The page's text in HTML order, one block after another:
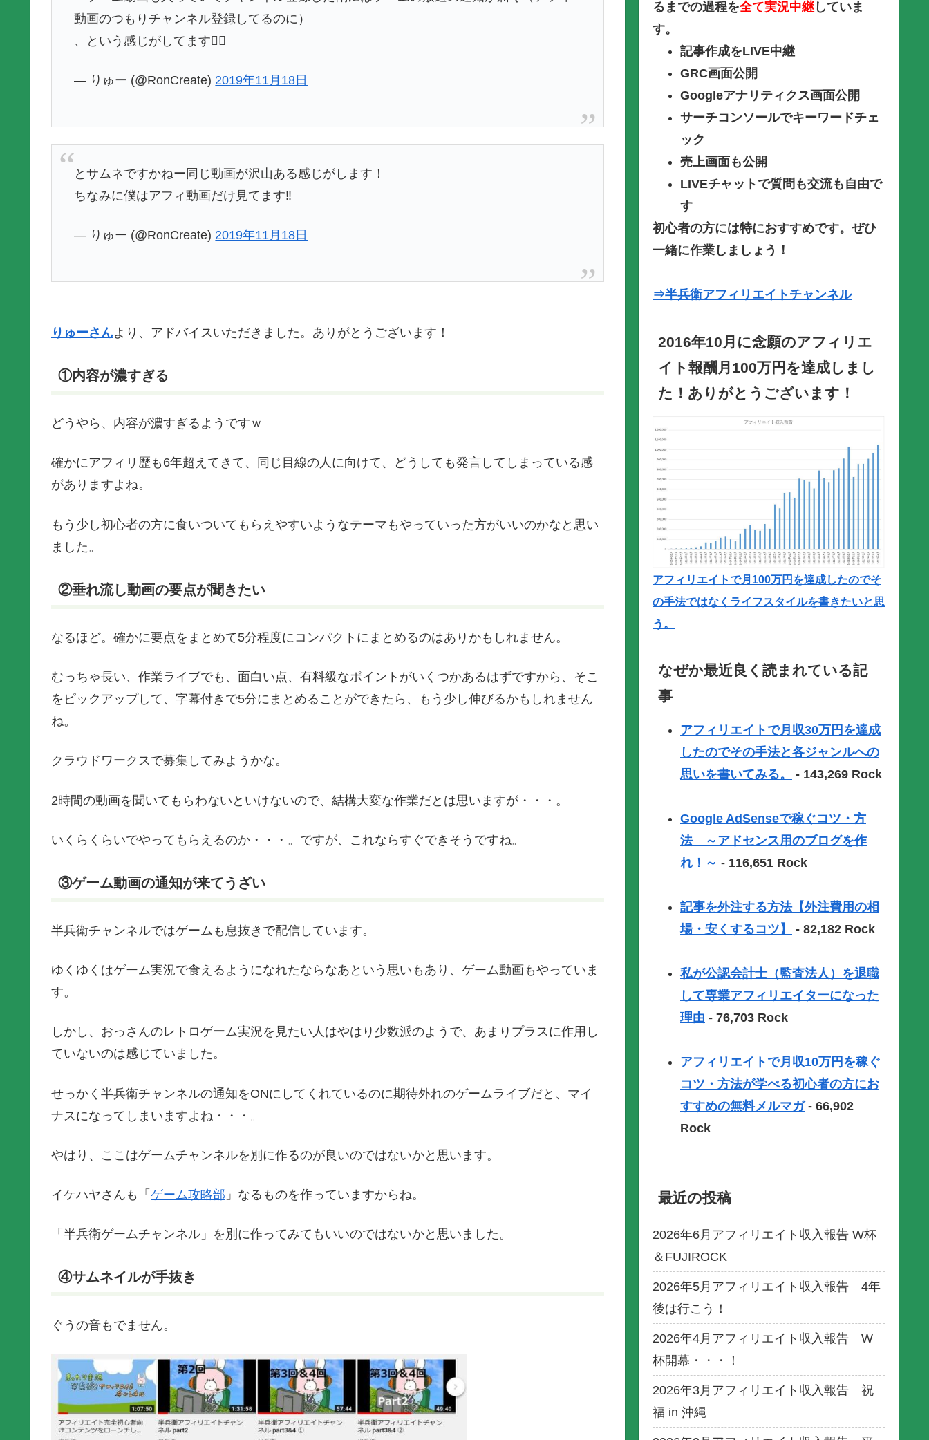
動画のつもりチャンネル登録してるのに）
、という感じがしてます🙇‍♂️
— りゅー (@RonCreate) 2019年11月18日
とサムネですかねー同じ動画が沢山ある感じがします！
ちなみに僕はアフィ動画だけ見てます‼️
— りゅー (@RonCreate) 2019年11月18日
りゅーさんより、アドバイスいただきました。ありがとうございます！
①内容が濃すぎる
どうやら、内容が濃すぎるようですｗ
確かにアフィリ歴も6年超えてきて、同じ目線の人に向けて、どうしても発言してしまっている感
がありますよね。
もう少し初心者の方に食いついてもらえやすいようなテーマもやっていった方がいいのかなと思い
ました。
②垂れ流し動画の要点が聞きたい
なるほど。確かに要点をまとめて5分程度にコンパクトにまとめるのはありかもしれません。
むっちゃ長い、作業ライブでも、面白い点、有料級なポイントがいくつかあるはずですから、そこ
をピックアップして、字幕付きで5分にまとめることができたら、もう少し伸びるかもしれません
ね。
クラウドワークスで募集してみようかな。
2時間の動画を聞いてもらわないといけないので、結構大変な作業だとは思いますが・・・。
いくらくらいでやってもらえるのか・・・。ですが、これならすぐできそうですね。
③ゲーム動画の通知が来てうざい
半兵衛チャンネルではゲームも息抜きで配信しています。
ゆくゆくはゲーム実況で食えるようになれたならなあという思いもあり、ゲーム動画もやっていま
す。
しかし、おっさんのレトロゲーム実況を見たい人はやはり少数派のようで、あまりプラスに作用し
ていないのは感じていました。
せっかく半兵衛チャンネルの通知をONにしてくれているのに期待外れのゲームライブだと、マイ
ナスになってしまいますよね・・・。
やはり、ここはゲームチャンネルを別に作るのが良いのではないかと思います。
イケハヤさんも「 ゲーム攻略部 」なるものを作っていますからね。
「半兵衛ゲームチャンネル」を別に作ってみてもいいのではないかと思いました。
④サムネイルが手抜き
ぐうの音もでません。
るまでの過程を全て実況中継 していま
す。
記事作成をLIVE中継
GRC画面公開
Googleアナリティクス画面公開
サーチコンソールでキーワードチェ
ック
売上画面も公開
LIVEチャットで質問も交流も自由で
す
初心者の方には特におすすめです。ぜひ
一緒に作業しましょう！
⇒半兵衛アフィリエイトチャンネル
2016年10月に念願のアフィリエ
イト報酬月100万円を達成しまし
た！ありがとうございます！
アフィリエイトで月100万円を達成したのでそ
の手法ではなくライフスタイルを書きたいと思
う。
なぜか最近良く読まれている記
事
アフィリエイトで月収30万円を達成
したのでその手法と各ジャンルへの
思いを書いてみる。
- 143,269 Rock
Google AdSenseで稼ぐコツ・方
法 ～アドセンス用のブログを作
れ！～ - 116,651 Rock
記事を外注する方法【外注費用の相
場・安くするコツ】
- 82,182 Rock
私が公認会計士（監査法人）を退職
して専業アフィリエイターになった
理由 - 76,703 Rock
アフィリエイトで月収10万円を稼ぐ
コツ・方法が学べる初心者の方にお
すすめの無料メルマガ- 66,902
Rock
最近の投稿
2026年6月アフィリエイト収入報告 W杯
＆FUJIROCK
2026年5月アフィリエイト収入報告 4年
後は行こう！
2026年4月アフィリエイト収入報告 W
杯開幕・・・！
2026年3月アフィリエイト収入報告 祝
福 in 沖縄